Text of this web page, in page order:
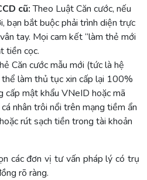
cũ:Theo Luật Căn cước, nếu
bạn bắt buộc phải trình diện trực
tay. Mọi cam kết “làm thẻ mới
tiền cọc.
Căn cước mẫu mới (tức là hệ
làm thủ tục xin cấp lại 100%
cấp mật khẩu VNeID hoặc mã
nhân trôi nổi trên mạng tiềm ẩn
rút sạch tiền trong tài khoản
các đơn vị tư vấn pháp lý có trụ
rõ ràng.